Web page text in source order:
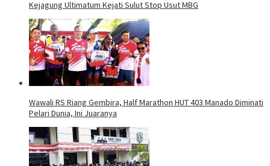
Kejagung Ultimatum Kejati Sulut Stop Usut MBG
Wawali RS Riang Gembira, Half Marathon HUT 403 Manado Diminati
Pelari Dunia, Ini Juaranya